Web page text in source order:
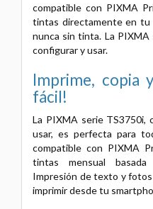
compatible con PIXMA
tintas directamente en tu
nunca sin tinta. La
configurar y usar.
Imprime, copia
fácil!
La PIXMA serie TS3750i,
usar, es perfecta para
compatible con PIXMA
tintas mensual
Impresión de texto y
imprimir desde tu